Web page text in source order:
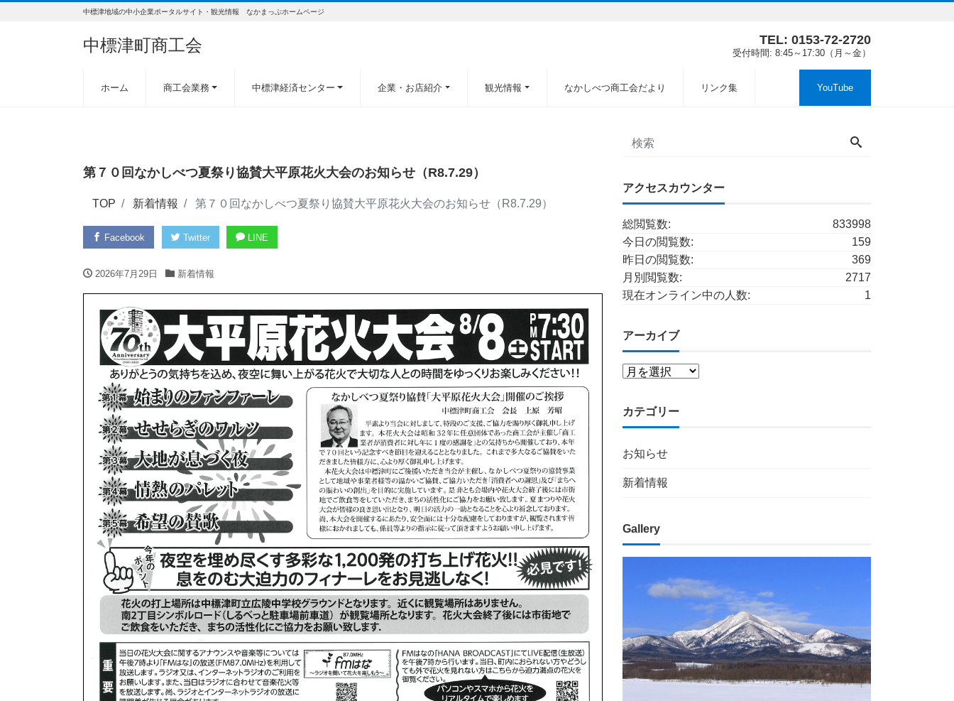
中標津地域の中小企業ポータルサイト・観光情報 なかまっぷホームページ
中標津町商工会 TEL: 0153-72-2720
受付時間: 8:45～17:30（月～金）
ホーム 商工会業務 中標津経済センター 企業・お店紹介 観光情報 なかしべつ商工会だより リンク集 YouTube
第７０回なかしべつ夏祭り協賛大平原花火大会のお知らせ（R8.7.29）
TOP 新着情報 第７０回なかしべつ夏祭り協賛大平原花火大会のお知らせ（R8.7.29）
Facebook Twitter LINE
2026年7月29日 新着情報
アクセスカウンター
833998
総閲覧数:
159
今日の閲覧数:
369
昨日の閲覧数:
2717
月別閲覧数:
1
現在オンライン中の人数:
アーカイブ
カテゴリー
お知らせ
新着情報
Gallery